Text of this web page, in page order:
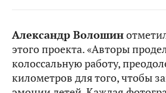
Александр Волошин
этого проекта. «Авторы
колоссальную работу,
километров для того, чтобы